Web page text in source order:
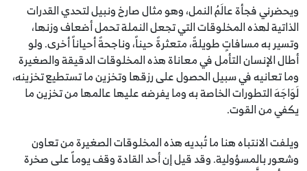
ويحضرني فجأة عالَمُ النمل، وهو مثال صارخ ونبيل لتحدي القدرات
الذاتية لهذه المخلوقات التي تجعل النملة تحمل أضعاف وزنها،
وتسير به مسافاتٍ طويلةً، متعثرةً حيناً، وناجحةً أحياناً أخرى. ولو
أطال الإنسان التأمل في معاناة هذه المخلوقات الدقيقة والصغيرة
وما تعانيه في سبيل الحصول على رزقها وتخزين ما تستطيع تخزينه،
لَوَاجَهَ التطورات الخاصة به وما يفرضه عليها عالمها من تخزين ما
يكفي من القوت.
ويلفت الانتباه هنا ما تُبديه هذه المخلوقات الصغيرة من تعاون
وشعور بالمسؤولية. وقد قيل إن أحد القادة وقف يوماً على صخرة